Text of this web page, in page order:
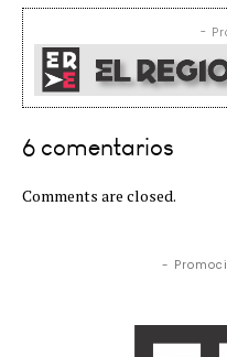
-
6 comentarios
Comments are closed.
-